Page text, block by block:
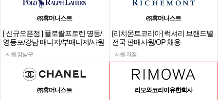
㈜휴머니스트
[ 신규오픈점 ] 폴로랄프로렌 명동/
영등포/강남 매니저/부매니저/사원
서울 강남구
㈜휴머니스트
[리치몬트코리아] 럭셔리 브랜드별
전국 판매사원/OP 채용
서울 지점
㈜휴머니스트 리모와코리아유한회사